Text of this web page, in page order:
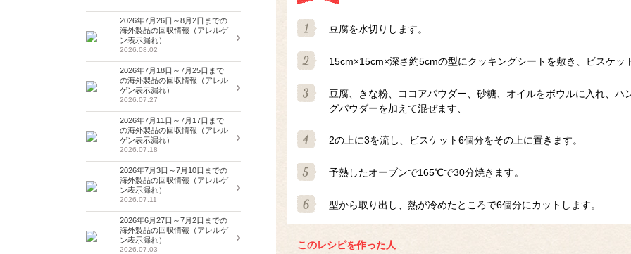
豆腐を水切りします。
15cm×15cm×深さ約5cmの型にクッキングシートを敷き、ビスケッ
豆腐、きな粉、ココアパウダー、砂糖、オイルをボウルに入れ、
グパウダーを加えて混ぜます、
2の上に3を流し、ビスケット6個分をその上に置きます。
予熱したオーブンで165℃で30分焼きます。
型から取り出し、熱が冷めたところで6個分にカットします。
このレシピを作った人
2026年7月26日～8月2日までの
海外製品の回収情報（アレルゲ
ン表示漏れ）
2026.08.02
2026年7月18日～7月25日まで
の海外製品の回収情報（アレル
ゲン表示漏れ）
2026.07.27
2026年7月11日～7月17日まで
の海外製品の回収情報（アレル
ゲン表示漏れ）
2026.07.18
2026年7月3日～7月10日までの
海外製品の回収情報（アレルゲ
ン表示漏れ）
2026.07.11
2026年6月27日～7月2日までの
海外製品の回収情報（アレルゲ
ン表示漏れ）
2026.07.03